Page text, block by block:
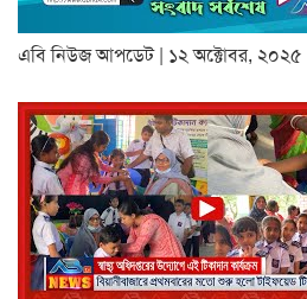
এবি নিউজ আপডেট | ১২ অক্টোবর, ২০২৫